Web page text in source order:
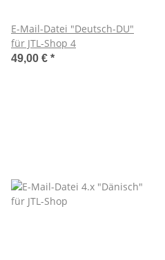
E-Mail-Datei "Deutsch-DU"
für JTL-Shop 4
49,00 € *